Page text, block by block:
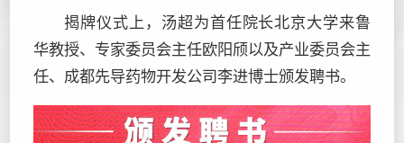
揭牌仪式上，汤超为首任院长北京大学来鲁
华教授、专家委员会主任欧阳颀以及产业委员会主
任、成都先导药物开发公司李进博士颁发聘书。